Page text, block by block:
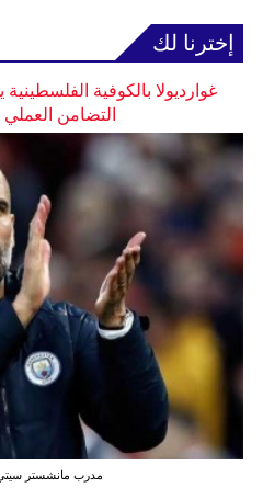
إخترنا لك
غوارديولا بالكوفية
التضامن
مدرب مانشستر سيتي